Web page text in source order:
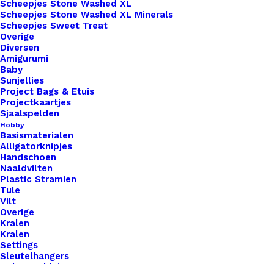
Scheepjes Stone Washed XL
Scheepjes Stone Washed XL Minerals
Scheepjes Sweet Treat
Overige
Diversen
Amigurumi
Baby
Sunjellies
Project Bags & Etuis
Projectkaartjes
Sjaalspelden
Hobby
Basismaterialen
Alligatorknipjes
Handschoen
Naaldvilten
Plastic Stramien
Tule
Vilt
Overige
Kralen
Kralen
Settings
Sleutelhangers
Makke
Troch
Mem
Met
Drukknoop
10x3cm
aantal
Toevoegen aan winkelwagen
Toevoegen aan verlanglijst
Artikelnummer
Veilig betalen